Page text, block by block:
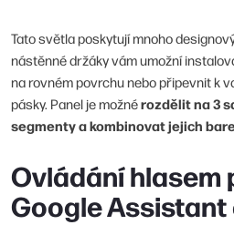
Tato světla poskytují mnoho
nástěnné držáky vám umožní
na rovném povrchu nebo připevnit k
pásky. Panel je možnérozdělit na 3
segmenty a kombinovat jejich
Ovládání hlasem
Google Assistant